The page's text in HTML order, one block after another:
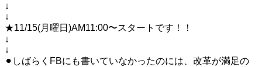
↓
↓
★11/15(月曜日)AM11:00〜スタートです！！
↓
↓
⚫︎しばらくFBにも書いていなかったのには、改革が満足の